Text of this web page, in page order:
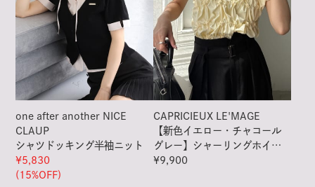
one after another NICE
CLAUP
シャツドッキング半袖ニット
¥5,830
(15%OFF)
CAPRICIEUX LE'MAGE
【新色イエロー・チャコール
グレー】シャーリングホイッ
プT
¥9,900